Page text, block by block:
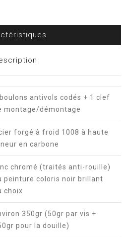
antivols codés + 1 clef
montage/démontage
forgé à froid 1008 à haute
en carbone
chromé (traités anti-rouille)
peinture coloris noir brillant
choix
350gr (50gr par vis +
pour la douille)